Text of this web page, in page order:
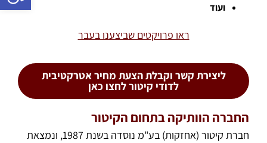
ועוד
ראו פרויקטים שביצענו בעבר
ליצירת קשר וקבלת הצעת מחיר אטרקטיבית
לדודי קיטור לחצו כאן
החברה הוותיקה בתחום הקיטור
חברת קיטור (אחזקות) בע"מ נוסדה בשנת 1987, ונמצאת